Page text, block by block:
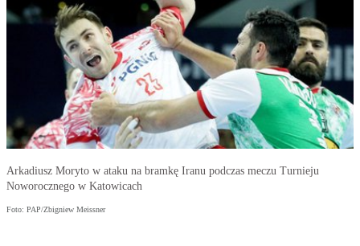
Arkadiusz Moryto w ataku na bramkę Iranu podczas meczu Turnieju
Noworocznego w Katowicach
Foto: PAP/Zbigniew Meissner